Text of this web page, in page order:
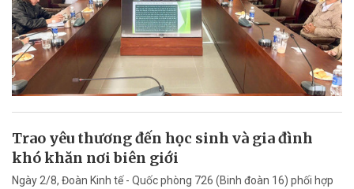
Trao yêu thương đến học sinh và gia đình
khó khăn nơi biên giới
Ngày 2/8, Đoàn Kinh tế - Quốc phòng 726 (Binh đoàn 16) phối hợp